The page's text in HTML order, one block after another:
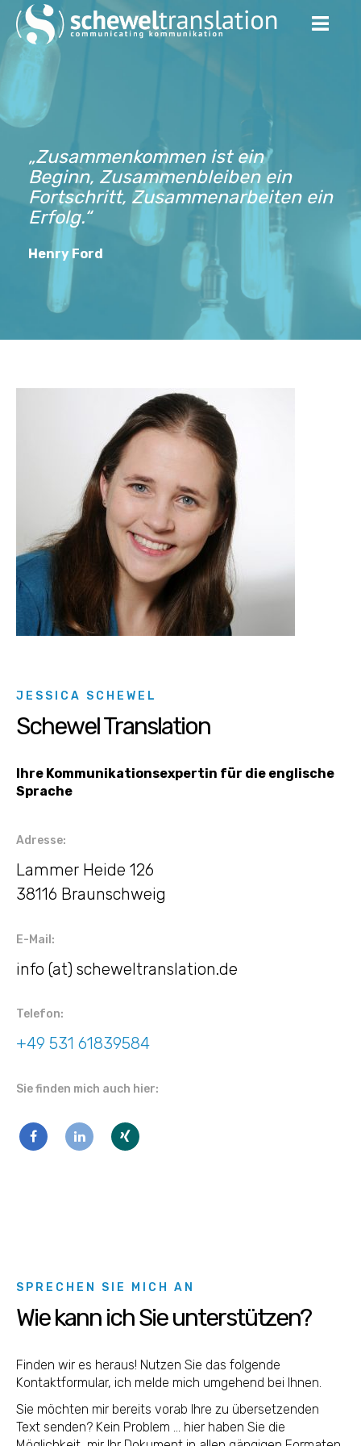
„Zusammenkommen ist ein
Beginn, Zusammenbleiben ein
Fortschritt, Zusammenarbeiten ein
Erfolg.“
Henry Ford
JESSICA SCHEWEL
Schewel Translation
Ihre Kommunikationsexpertin für die englische
Sprache
Adresse:
Lammer Heide 126
38116 Braunschweig
E-Mail:
info (at) scheweltranslation.de
Telefon:
+49 531 61839584
Sie finden mich auch hier:
SPRECHEN SIE MICH AN
Wie kann ich Sie unterstützen?
Finden wir es heraus! Nutzen Sie das folgende
Kontaktformular, ich melde mich umgehend bei Ihnen.
Sie möchten mir bereits vorab Ihre zu übersetzenden
Text senden? Kein Problem … hier haben Sie die